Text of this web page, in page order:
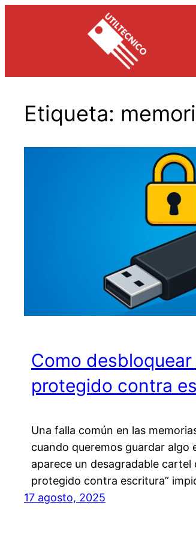
Etiqueta:
Como
protegido contra
Una falla común en las
cuando queremos guardar algo
aparece un desagradable cartel
protegido contra escritura”
17 agosto, 2025